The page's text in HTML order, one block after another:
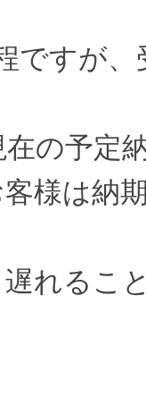
ですが
在の予定
様は納
れるこ